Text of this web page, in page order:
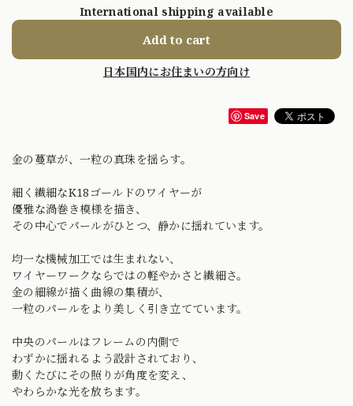
International shipping available
Add to cart
日本国内にお住まいの方向け
Save
金の蔓草が、一粒の真珠を揺らす。
細く繊細なK18ゴールドのワイヤーが
優雅な渦巻き模様を描き、
その中心でパールがひとつ、静かに揺れています。
均一な機械加工では生まれない、
ワイヤーワークならではの軽やかさと繊細さ。
金の細線が描く曲線の集積が、
一粒のパールをより美しく引き立てています。
中央のパールはフレームの内側で
わずかに揺れるよう設計されており、
動くたびにその照りが角度を変え、
やわらかな光を放ちます。